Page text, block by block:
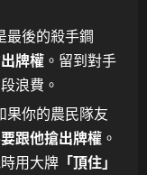
最後的殺手鐧
牌權 。留到對手
浪費。
果你的農民隊友
跟他搶出牌權 。
用大牌 「頂住」